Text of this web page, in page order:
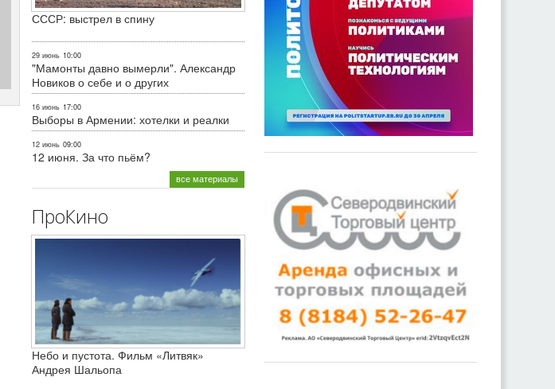
СССР: выстрел в спину
29 июнь 10:00
"Мамонты давно вымерли". Александр
Новиков о себе и о других
16 июнь 17:00
Выборы в Армении: хотелки и реалки
12 июнь 09:00
12 июня. За что пьём?
все материалы
ПроКино
Небо и пустота. Фильм «Литвяк»
Андрея Шальопа